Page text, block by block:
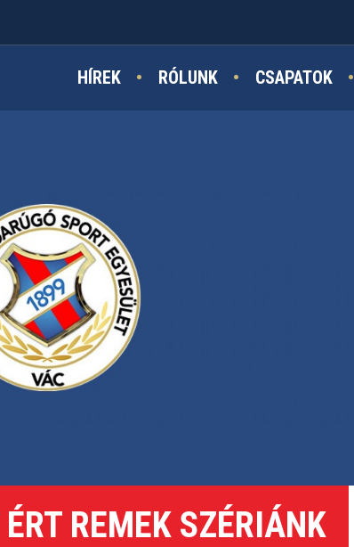
HÍREK RÓLUNK CSAPATOK
REMEK SZÉRIÁNK